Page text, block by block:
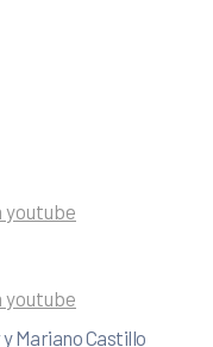
youtube
youtube
Mariano Castillo